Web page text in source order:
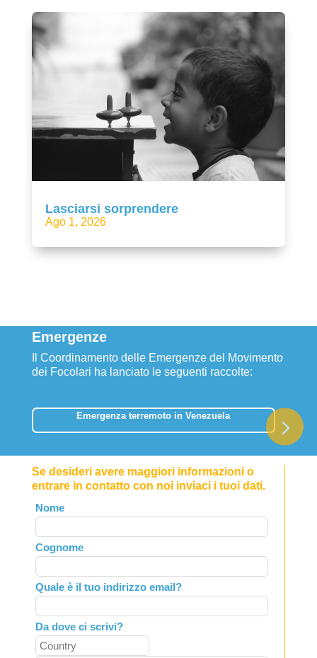
Lasciarsi sorprendere
Ago 1, 2026
Emergenze
Il Coordinamento delle Emergenze del Movimento
dei Focolari ha lanciato le seguenti raccolte:
Emergenza terremoto in Venezuela
Se desideri avere maggiori informazioni o
entrare in contatto con noi inviaci i tuoi dati.
Leave
this
field
blank
Nome
Cognome
Quale è il tuo indirizzo email?
Da dove ci scrivi?